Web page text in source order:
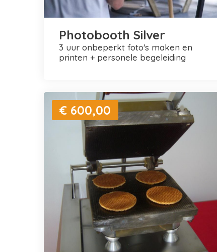
Photobooth Silver
3 uur onbeperkt foto's maken en
printen + personele begeleiding
€ 600,00